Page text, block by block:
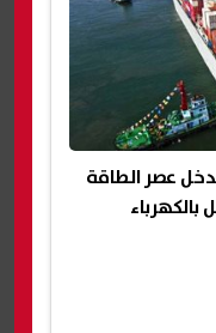
عصر الطاقة